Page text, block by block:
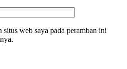
situs web saya pada peramban ini